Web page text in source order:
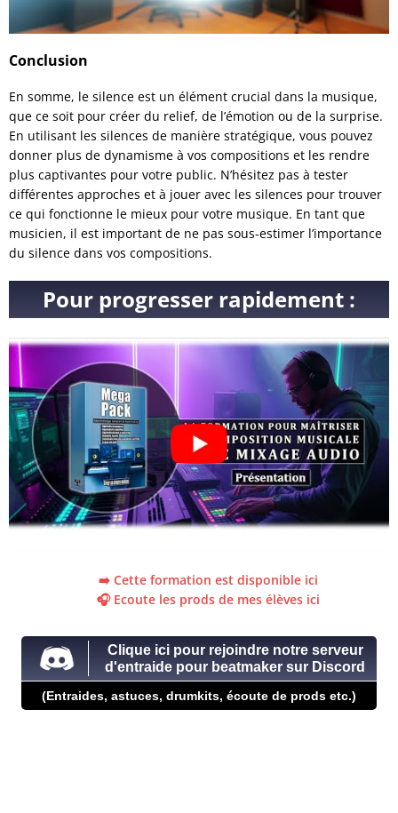
Conclusion
En somme, le silence est un élément crucial dans la musique,
que ce soit pour créer du relief, de l’émotion ou de la surprise.
En utilisant les silences de manière stratégique, vous pouvez
donner plus de dynamisme à vos compositions et les rendre
plus captivantes pour votre public. N’hésitez pas à tester
différentes approches et à jouer avec les silences pour trouver
ce qui fonctionne le mieux pour votre musique. En tant que
musicien, il est important de ne pas sous-estimer l’importance
du silence dans vos compositions.
Pour progresser rapidement :
➡️ Cette formation est disponible ici
🎧 Ecoute les prods de mes élèves ici
Clique ici pour rejoindre notre serveur
d'entraide pour beatmaker sur Discord
(Entraides, astuces, drumkits, écoute de prods etc.)